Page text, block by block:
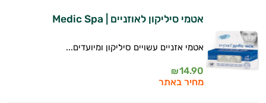
אטמי סיליקון לאוזניים | Medic Spa
אטמי אזניים עשויים סיליקון ומיועדים...
14.90
₪
מחיר באתר